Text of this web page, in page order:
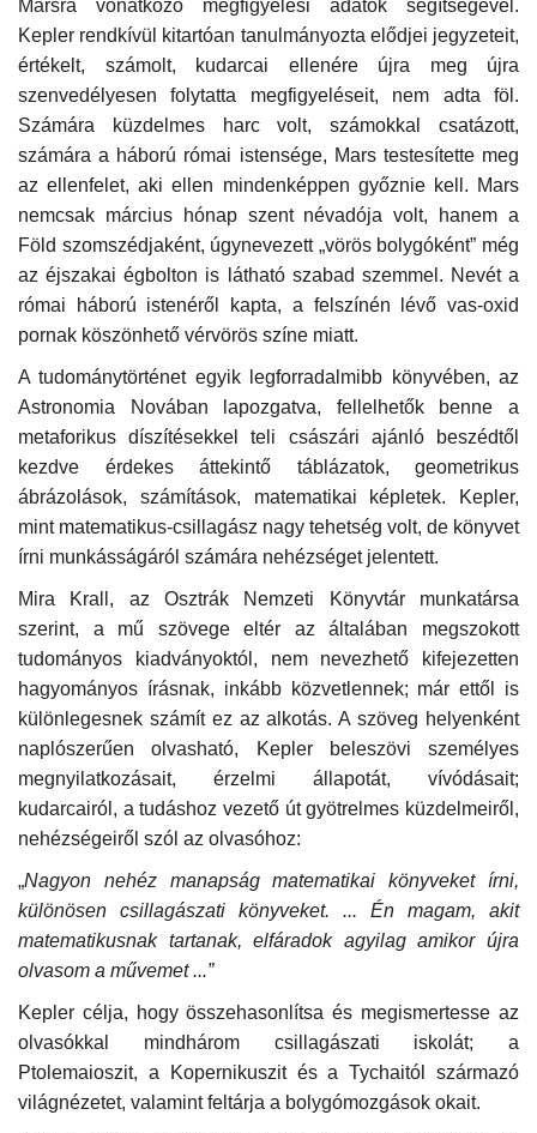
Marsra vonatkozó megfigyelési adatok segítségével.
Kepler rendkívül kitartóan tanulmányozta elődjei jegyzeteit,
értékelt, számolt, kudarcai ellenére újra meg újra
szenvedélyesen folytatta megfigyeléseit, nem adta föl.
Számára küzdelmes harc volt, számokkal csatázott,
számára a háború római istensége, Mars testesítette meg
az ellenfelet, aki ellen mindenképpen győznie kell. Mars
nemcsak március hónap szent névadója volt, hanem a
Föld szomszédjaként, úgynevezett „vörös bolygóként” még
az éjszakai égbolton is látható szabad szemmel. Nevét a
római háború istenéről kapta, a felszínén lévő vas-oxid
pornak köszönhető vérvörös színe miatt.
A tudománytörténet egyik legforradalmibb könyvében, az
Astronomia Novában lapozgatva, fellelhetők benne a
metaforikus díszítésekkel teli császári ajánló beszédtől
kezdve érdekes áttekintő táblázatok, geometrikus
ábrázolások, számítások, matematikai képletek. Kepler,
mint matematikus-csillagász nagy tehetség volt, de könyvet
írni munkásságáról számára nehézséget jelentett.
Mira Krall, az Osztrák Nemzeti Könyvtár munkatársa
szerint, a mű szövege eltér az általában megszokott
tudományos kiadványoktól, nem nevezhető kifejezetten
hagyományos írásnak, inkább közvetlennek; már ettől is
különlegesnek számít ez az alkotás. A szöveg helyenként
naplószerűen olvasható, Kepler beleszövi személyes
megnyilatkozásait, érzelmi állapotát, vívódásait;
kudarcairól, a tudáshoz vezető út gyötrelmes küzdelmeiről,
nehézségeiről szól az olvasóhoz:
„Nagyon nehéz manapság matematikai könyveket írni,
különösen csillagászati ​​könyveket. ... Én magam, akit
matematikusnak tartanak, elfáradok agyilag amikor újra
olvasom a művemet ...”
Kepler célja, hogy összehasonlítsa és megismertesse az
olvasókkal mindhárom csillagászati ​​iskolát; a
Ptolemaioszit, a Kopernikuszit és a Tychaitól származó
világnézetet, valamint feltárja a bolygómozgások okait.